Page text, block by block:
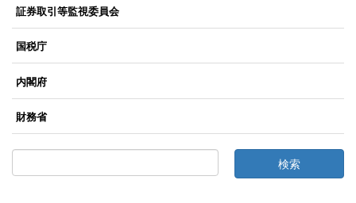
証券取引等監視委員会
国税庁
内閣府
財務省